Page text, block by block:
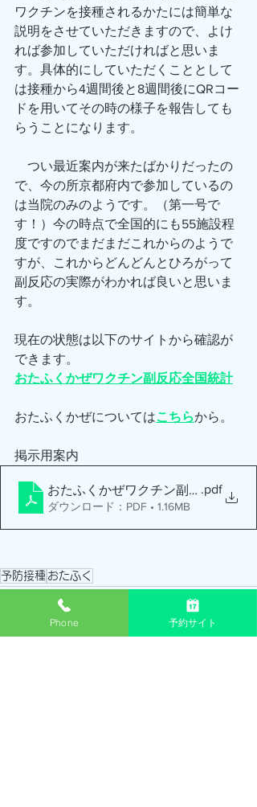
ワクチンを接種されるかたには簡単な
説明をさせていただきますので、よけ
れば参加していただければと思いま
す。具体的にしていただくこととして
は接種から4週間後と8週間後にQRコー
ドを用いてその時の様子を報告しても
らうことになります。
つい最近案内が来たばかりだったの
で、今の所京都府内で参加しているの
は当院のみのようです。（第一号で
す！）今の時点で全国的にも55施設程
度ですのでまだまだこれからのようで
すが、これからどんどんとひろがって
副反応の実際がわかれば良いと思いま
す。
現在の状態は以下のサイトから確認が
できます。
おたふくかぜワクチン副反応全国統計
おたふくかぜについてはこちらから。
掲示用案内
おたふくかぜワクチン副反応全国調
.pdf
ダウンロード：PDF • 1.16MB
予防接種 おたふく
Phone 予約サイト